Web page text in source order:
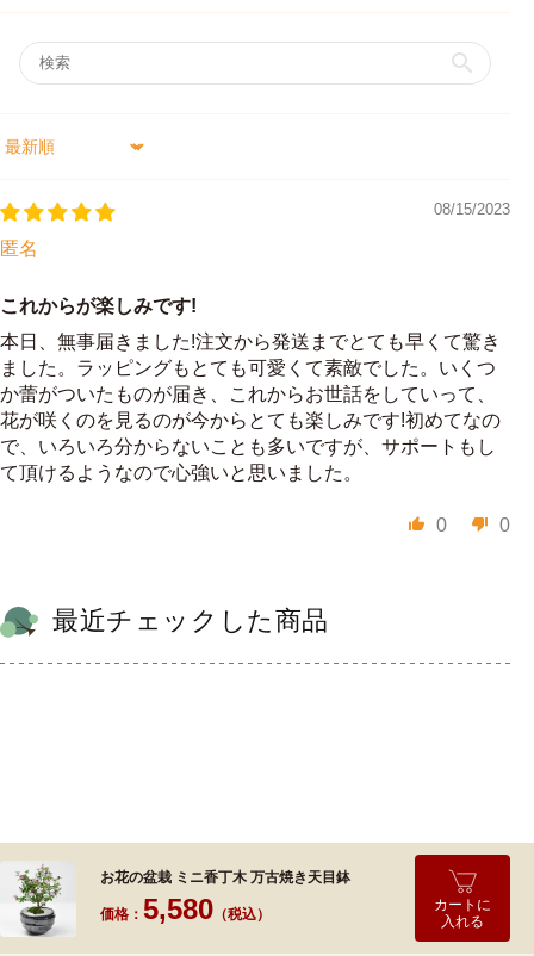
Sort by
08/15/2023
匿名
これからが楽しみです!
本日、無事届きました!注文から発送までとても早くて驚き
ました。ラッピングもとても可愛くて素敵でした。いくつ
か蕾がついたものが届き、これからお世話をしていって、
花が咲くのを見るのが今からとても楽しみです!初めてなの
で、いろいろ分からないことも多いですが、サポートもし
て頂けるようなので心強いと思いました。
0 0
最近チェックした商品
お花の盆栽 ミニ香丁木 万古焼き天目鉢
価格： 5,580 （税込）
カートに
入れる